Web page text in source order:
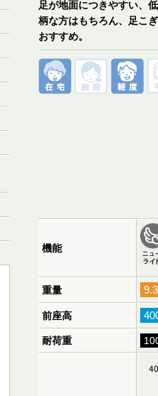
足が地面につきやすい、
柄な方はもちろん、足こ
おすすめ。
機能
重量
前座高
耐荷重